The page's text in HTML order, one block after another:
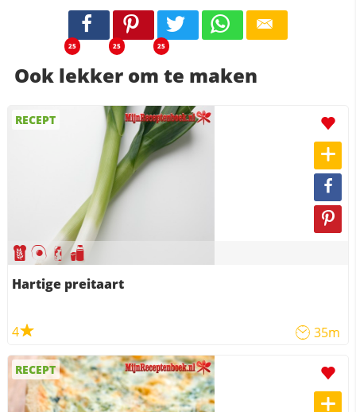
25 25 25
Ook lekker om te maken
RECEPT
Hartige preitaart
4 35m
RECEPT